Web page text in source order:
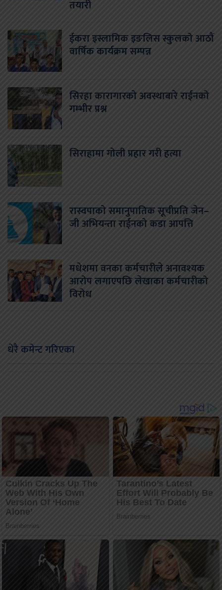
तयारी
ईकरा इस्लामिक इङलिस स्कुलको आठौं
वार्षिक कार्यक्रम सम्पन्न
सिरहा कारागारको अवस्थाबारे राईनको
गम्भीर प्रश्न
सिराहामा गोली प्रहार गरी हत्या
रास्वपाको समानुपातिक सूचीप्रति जेन–
जी अभियन्ता राईनको कडा आपत्ति
मधेशमा वनका कर्मचारीले अनावश्यक
आरोप लगाएपछि लेखाका कर्मचारीको
विरोध
धेरै कमेन्ट गरिएका